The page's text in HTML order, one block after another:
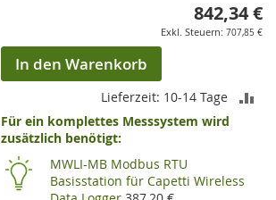
842,34 €
707,85 €
In den Warenkorb
Lieferzeit: 10-14 Tage
Für ein komplettes Messsystem wird
zusätzlich benötigt:
MWLI-MB Modbus RTU
Basisstation für Capetti Wireless